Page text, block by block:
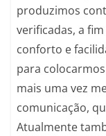
produzimos
verificadas, a
conforto e
para
mais uma vez
comunicação,
Atualmente